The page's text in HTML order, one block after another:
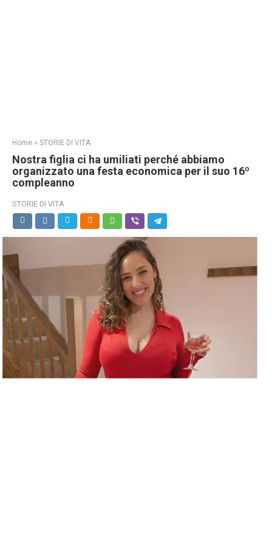
Home » STORIE DI VITA
Nostra figlia ci ha umiliati perché abbiamo
organizzato una festa economica per il suo 16º
compleanno
STORIE DI VITA